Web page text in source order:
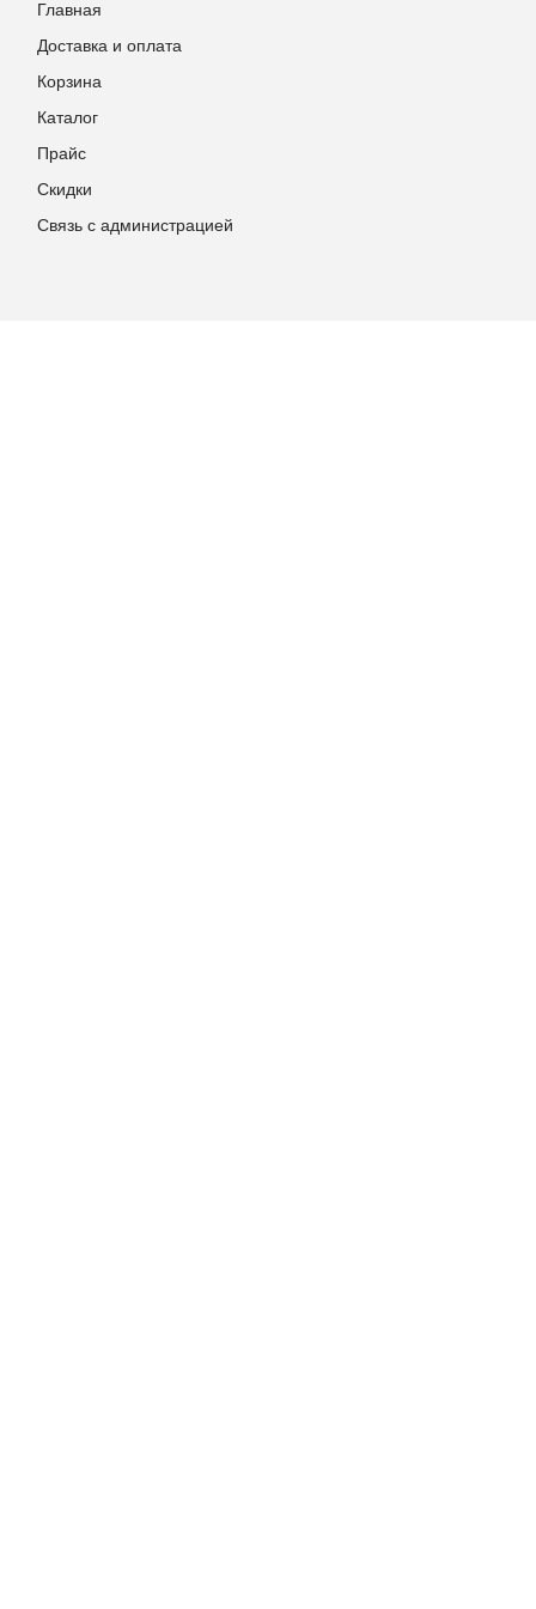
Главная
Доставка и оплата
Корзина
Каталог
Прайс
Скидки
Связь с администрацией